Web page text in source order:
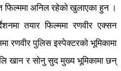
अनिल रहेको खुलाएका हुन ।
तयार फिल्ममा रणवीर एक्सन
रणवीर पुलिस इस्पेक्टरको भूमिकामा
खान र सोनु सुद मुख्य भूमिकामा छन्